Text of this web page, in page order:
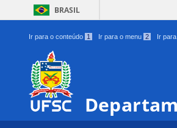
BRASIL
Ir para o conteúdo 1 Ir para o menu 2 Ir